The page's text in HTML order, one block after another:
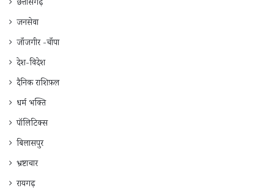
छत्तीसगढ़
जनसेवा
जाँजगीर -चाँपा
देश-विदेश
दैनिक राशिफ़ल
धर्म भक्ति
पॉलिटिक्स
बिलासपुर
भ्रष्टाचार
रायगढ़